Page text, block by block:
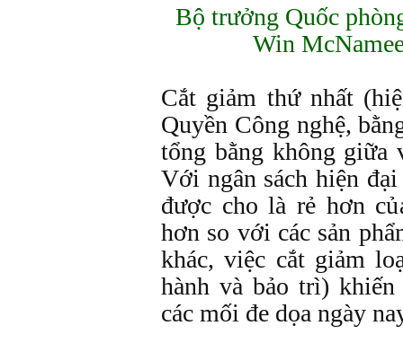
Bộ trưởng Quốc
Win
Cắt giảm thứ nhất
Quyền Công nghệ,
tổng bằng không
Với ngân sách hiện
được cho là rẻ hơn
hơn so với các sản
khác, việc cắt giảm
hành và bảo trì)
các mối đe dọa ngày